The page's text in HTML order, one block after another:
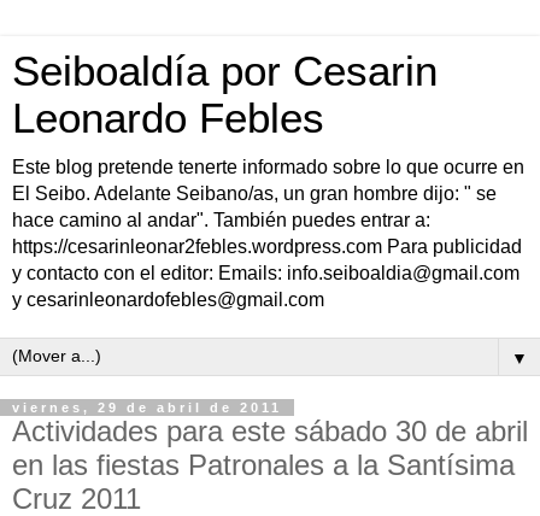
Seiboaldía por Cesarin
Leonardo Febles
Este blog pretende tenerte informado sobre lo que ocurre en
El Seibo. Adelante Seibano/as, un gran hombre dijo: " se
hace camino al andar". También puedes entrar a:
https://cesarinleonar2febles.wordpress.com Para publicidad
y contacto con el editor: Emails: info.seiboaldia@gmail.com
y cesarinleonardofebles@gmail.com
▼
viernes, 29 de abril de 2011
Actividades para este sábado 30 de abril
en las fiestas Patronales a la Santísima
Cruz 2011